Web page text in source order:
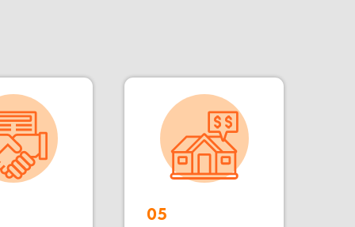
Цены от
производителя
зданий «под ключ»,